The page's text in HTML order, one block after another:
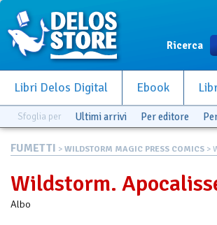
Ricerca
Libri Delos Digital Ebook
Sfoglia per Ultimi arrivi Per editore
FUMETTI > WILDSTORM MAGIC PRESS COMICS >
Wildstorm.
Albo